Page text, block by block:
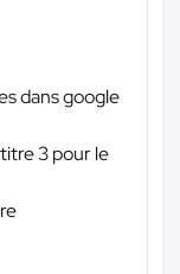
dans google
3 pour le